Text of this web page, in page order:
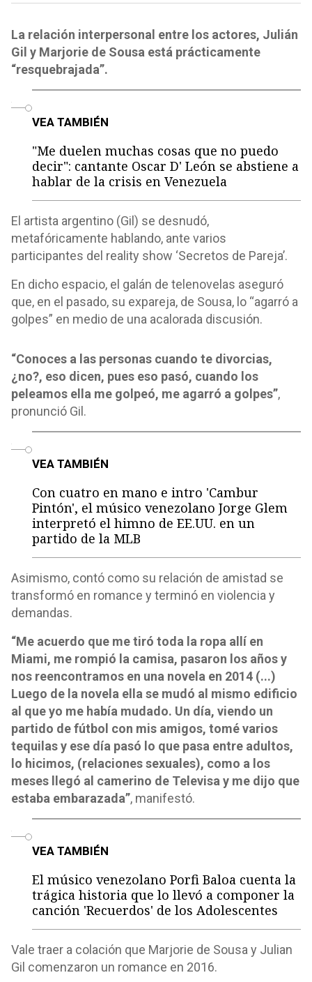
La relación interpersonal entre los actores, Julián
Gil y Marjorie de Sousa está prácticamente
“resquebrajada”.
VEA TAMBIÉN
"Me duelen muchas cosas que no puedo
decir": cantante Oscar D' León se abstiene a
hablar de la crisis en Venezuela
El artista argentino (Gil) se desnudó,
metafóricamente hablando, ante varios
participantes del reality show ‘Secretos de Pareja’.
En dicho espacio, el galán de telenovelas aseguró
que, en el pasado, su expareja, de Sousa, lo “agarró a
golpes” en medio de una acalorada discusión.
“Conoces a las personas cuando te divorcias,
¿no?, eso dicen, pues eso pasó, cuando los
peleamos ella me golpeó, me agarró a golpes”,
pronunció Gil.
VEA TAMBIÉN
Con cuatro en mano e intro 'Cambur
Pintón', el músico venezolano Jorge Glem
interpretó el himno de EE.UU. en un
partido de la MLB
Asimismo, contó como su relación de amistad se
transformó en romance y terminó en violencia y
demandas.
“Me acuerdo que me tiró toda la ropa allí en
Miami, me rompió la camisa, pasaron los años y
nos reencontramos en una novela en 2014 (...)
Luego de la novela ella se mudó al mismo edificio
al que yo me había mudado. Un día, viendo un
partido de fútbol con mis amigos, tomé varios
tequilas y ese día pasó lo que pasa entre adultos,
lo hicimos, (relaciones sexuales), como a los
meses llegó al camerino de Televisa y me dijo que
estaba embarazada”, manifestó.
VEA TAMBIÉN
El músico venezolano Porfi Baloa cuenta la
trágica historia que lo llevó a componer la
canción 'Recuerdos' de los Adolescentes
Vale traer a colación que Marjorie de Sousa y Julian
Gil comenzaron un romance en 2016.